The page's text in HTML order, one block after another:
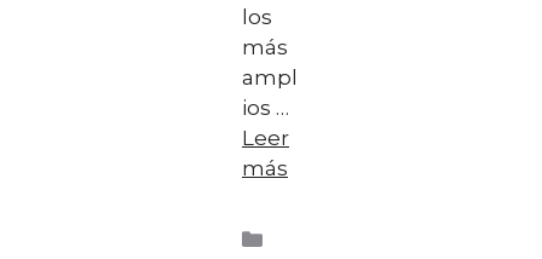
los
más
ampl
ios …
Leer
más